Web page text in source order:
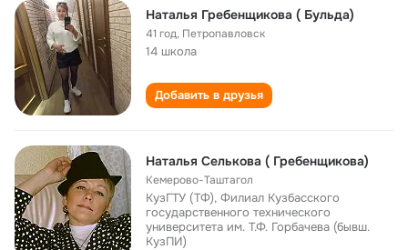
Наталья Гребенщикова ( Бульда)
41 год, Петропавловск
14 школа
Добавить в друзья
Наталья Селькова ( Гребенщикова)
Кемерово-Таштагол
КузГТУ (ТФ), Филиал Кузбасского
государственного технического
университета им. Т.Ф. Горбачева (бывш.
КузПИ)